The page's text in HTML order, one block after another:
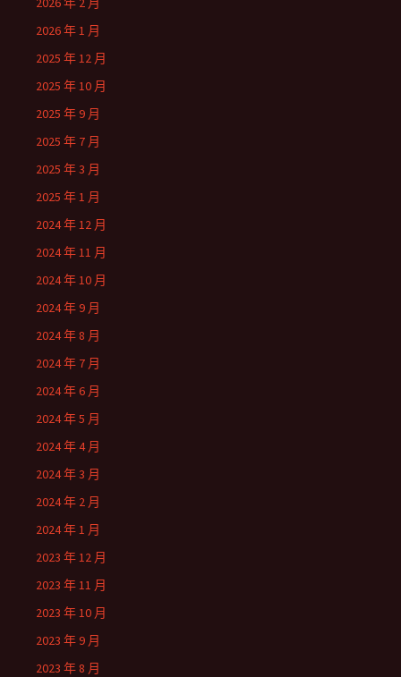
2026 年 1 月
2025 年 12 月
2025 年 10 月
2025 年 9 月
2025 年 7 月
2025 年 3 月
2025 年 1 月
2024 年 12 月
2024 年 11 月
2024 年 10 月
2024 年 9 月
2024 年 8 月
2024 年 7 月
2024 年 6 月
2024 年 5 月
2024 年 4 月
2024 年 3 月
2024 年 2 月
2024 年 1 月
2023 年 12 月
2023 年 11 月
2023 年 10 月
2023 年 9 月
2023 年 8 月